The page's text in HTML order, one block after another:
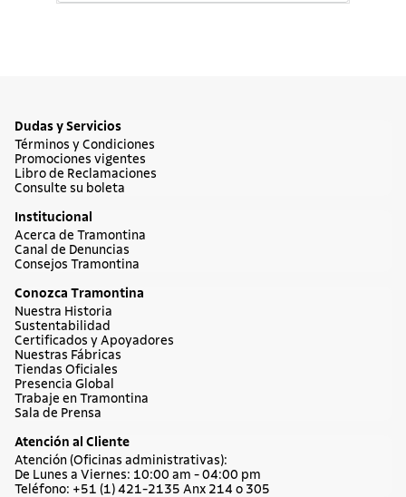
Dudas y Servicios
Términos y Condiciones
Promociones vigentes
Libro de Reclamaciones
Consulte su boleta
Institucional
Acerca de Tramontina
Canal de Denuncias
Consejos Tramontina
Conozca Tramontina
Nuestra Historia
Sustentabilidad
Certificados y Apoyadores
Nuestras Fábricas
Tiendas Oficiales
Presencia Global
Trabaje en Tramontina
Sala de Prensa
Atención al Cliente
Atención (Oficinas administrativas):
De Lunes a Viernes: 10:00 am - 04:00 pm
Teléfono: +51 (1) 421-2135 Anx 214 o 305